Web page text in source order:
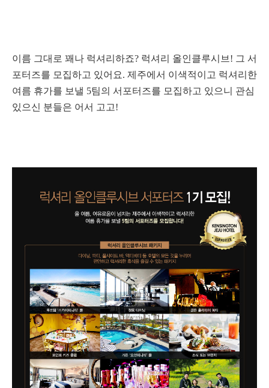
이름 그대로 꽤나 럭셔리하죠? 럭셔리 올인클루시브! 그 서
포터즈를 모집하고 있어요. 제주에서 이색적이고 럭셔리한
여름 휴가를 보낼 5팀의 서포터즈를 모집하고 있으니 관심
있으신 분들은 어서 고고!